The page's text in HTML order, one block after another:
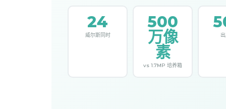
24
威尔斯同时
500
万像
素
vs 1.7MP 培养箱